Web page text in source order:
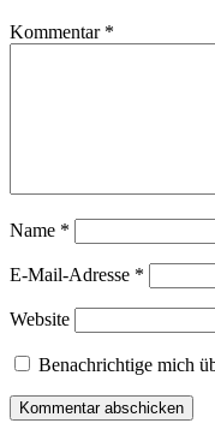
Kommentar *
Name *
E-Mail-Adresse *
Website
Benachrichtige mich